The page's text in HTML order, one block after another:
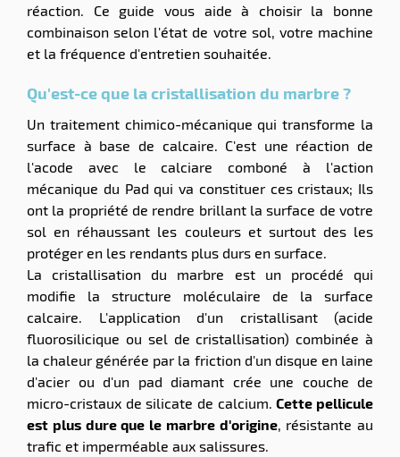
réaction. Ce guide vous aide à choisir la bonne
combinaison selon l'état de votre sol, votre machine
et la fréquence d'entretien souhaitée.
Qu'est-ce que la cristallisation du marbre ?
Un traitement chimico-mécanique qui transforme la
surface à base de calcaire. C'est une réaction de
l'acode avec le calciare comboné à l'action
mécanique du Pad qui va constituer ces cristaux; Ils
ont la propriété de rendre brillant la surface de votre
sol en réhaussant les couleurs et surtout des les
protéger en les rendants plus durs en surface.
La cristallisation du marbre est un procédé qui
modifie la structure moléculaire de la surface
calcaire. L'application d'un cristallisant (acide
fluorosilicique ou sel de cristallisation) combinée à
la chaleur générée par la friction d'un disque en laine
d'acier ou d'un pad diamant crée une couche de
micro-cristaux de silicate de calcium.Cette pellicule
est plus dure que le marbre d'origine, résistante au
trafic et imperméable aux salissures.